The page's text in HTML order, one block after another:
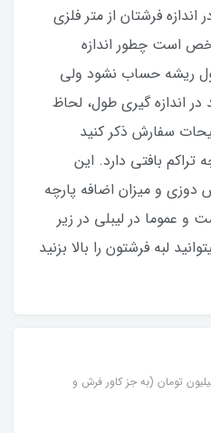
فرشتان از متر فلزی
است چطور اندازه
ریشه حساب نشود ولی
اندازه گیری طول، لحاظ
سفارش ذکر کنید
بافتی دارد. این
و میزان اضافه پارچه
و عموما در لیبلی در زیر
لبه فرشتون را بالا بزنید
خرید بالای ۱۵ میلیون تومان (به جز کاور فرش و